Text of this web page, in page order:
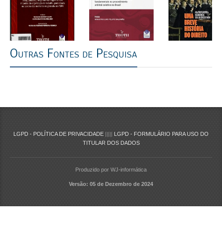
Outras Fontes de Pesquisa
LGPD - POLÍTICA DE PRIVACIDADE ||||| LGPD - FORMULÁRIO PARA USO DO
TITULAR DOS DADOS
Produzido por WJ-informática
Versão: 05 de Dezembro de 2024